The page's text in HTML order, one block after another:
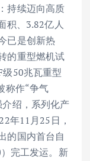
持续迈向高质
积、3.82亿人
已是创新热
的重型燃机试
50兆瓦重型
称作“争气
绍，系列化产
年11月25日，
的国内首台自
完工发运。新